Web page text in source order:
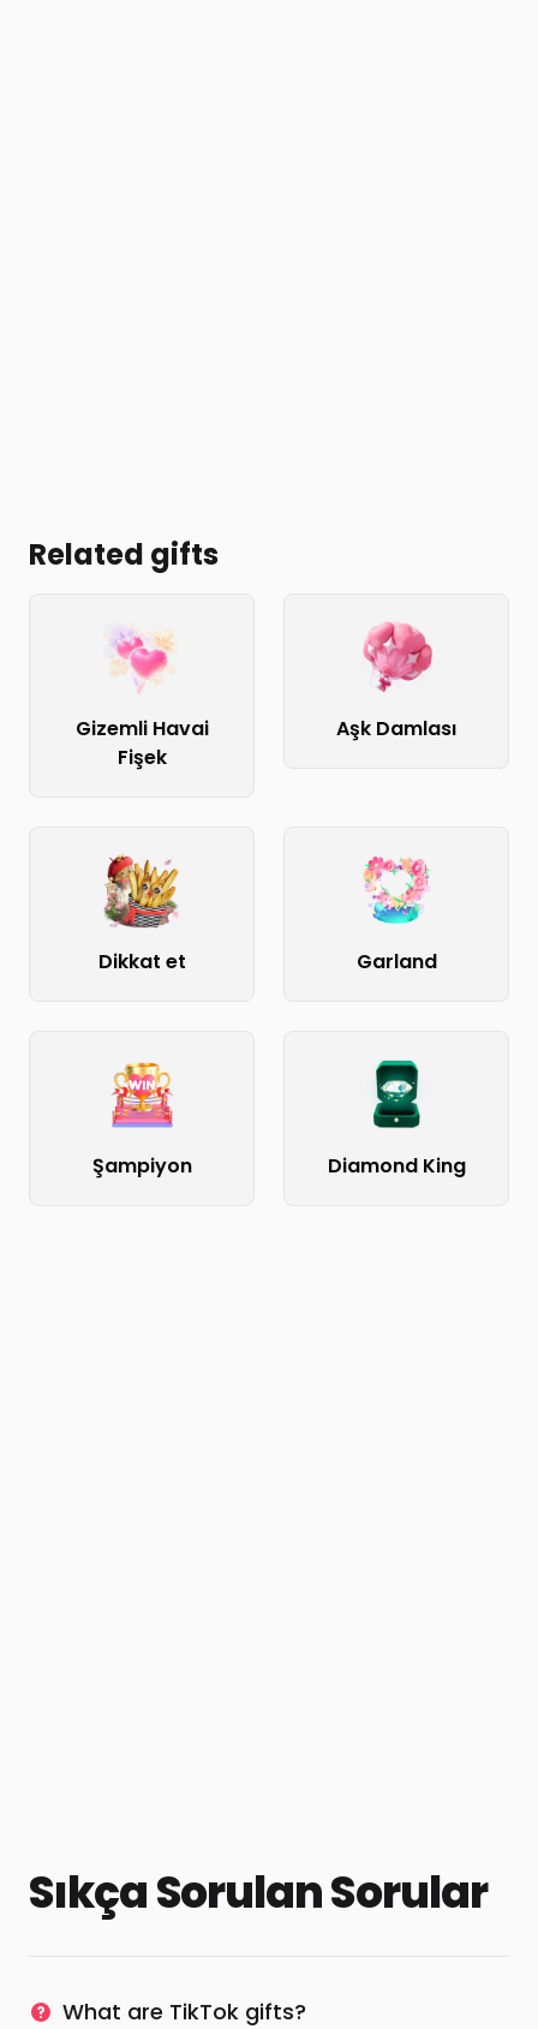
Related gifts
Gizemli Havai
Fişek
Aşk Damlası
Dikkat et Garland
Şampiyon Diamond King
Sıkça Sorulan Sorular
What are TikTok gifts?